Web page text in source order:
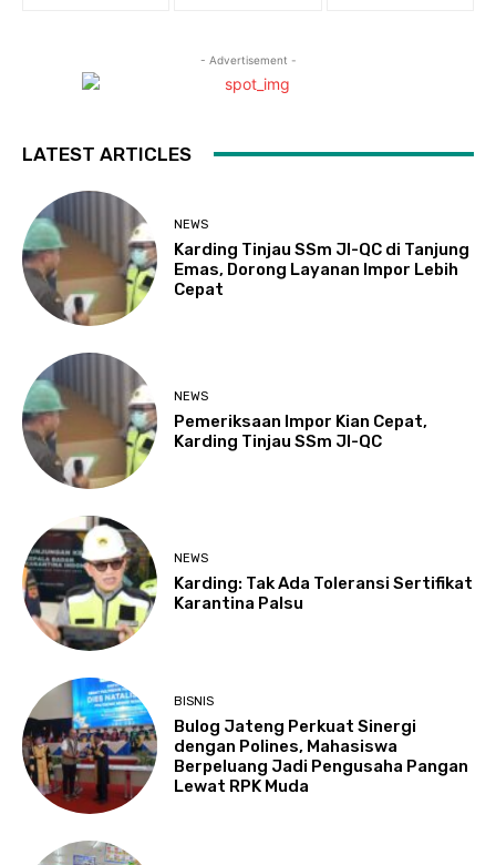
- Advertisement -
LATEST ARTICLES
NEWS
Karding Tinjau SSm JI-QC di Tanjung
Emas, Dorong Layanan Impor Lebih
Cepat
NEWS
Pemeriksaan Impor Kian Cepat,
Karding Tinjau SSm JI-QC
NEWS
Karding: Tak Ada Toleransi Sertifikat
Karantina Palsu
BISNIS
Bulog Jateng Perkuat Sinergi
dengan Polines, Mahasiswa
Berpeluang Jadi Pengusaha Pangan
Lewat RPK Muda